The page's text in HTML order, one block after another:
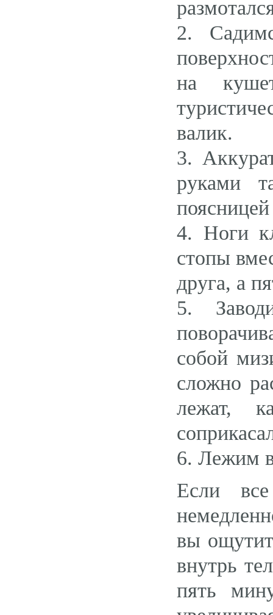
2.
на
валик.
3.
руками
4. Ноги
стопы
друга, а
5.
собой
сложно
лежат,
6. Лежим
Если
вы
внутрь
пять